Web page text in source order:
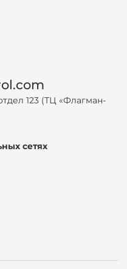
123 (ТЦ «Флагман-
сетях